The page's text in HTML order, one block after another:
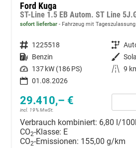
Ford Kuga
ST-Line 1.5 EB Autom. ST Line
sofort lieferbar Fahrzeug mit Tageszulassung
Fahrzeugnummer 1225518 Getriebe
Kraftstoff Benzin Außenfarbe
Leistung 137 kW (186 PS) Kilometerstand 9
01.08.2026
29.410,– €
incl. 19% MwSt.
Verbrauch kombiniert: 6,80 l/
CO2-Klasse: E
CO2-Emissionen: 155,00 g/km